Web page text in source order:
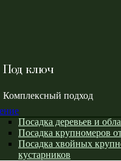
Под ключ
Комплексный подход
Посадка деревьев и
Посадка крупномеров
Посадка хвойных
кустарников